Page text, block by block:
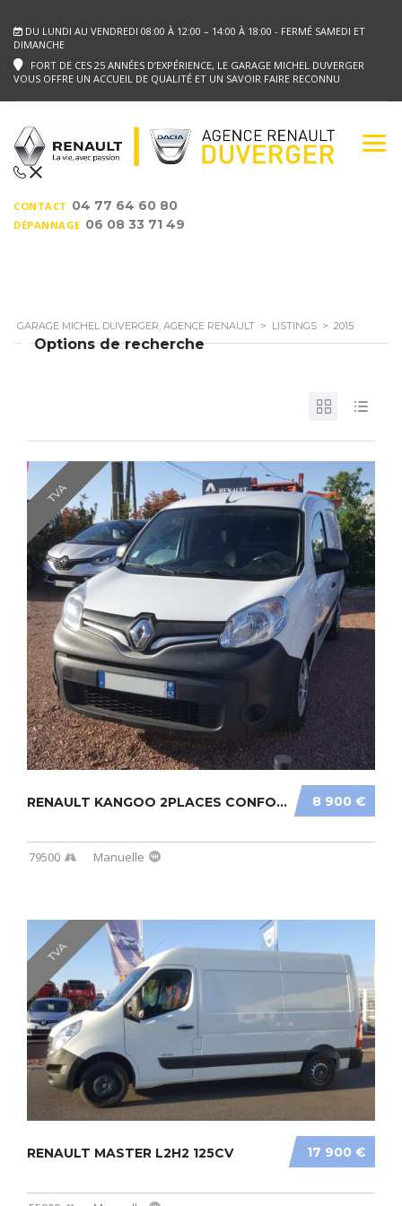
DU LUNDI AU VENDREDI 08:00 À 12:00 – 14:00 À 18:00 - FERMÉ SAMEDI ET
DIMANCHE
FORT DE CES 25 ANNÉES D’EXPÉRIENCE, LE GARAGE MICHEL DUVERGER
VOUS OFFRE UN ACCUEIL DE QUALITÉ ET UN SAVOIR FAIRE RECONNU
CONTACT 04 77 64 60 80
DÉPANNAGE 06 08 33 71 49
GARAGE MICHEL DUVERGER, AGENCE RENAULT > LISTINGS > 2015
Options de recherche
TVA
8 900 €
RENAULT KANGOO 2PLACES CONFORT DCI 75CV
79500 Manuelle
TVA
17 900 €
RENAULT MASTER L2H2 125CV